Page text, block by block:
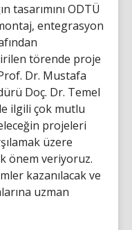
tasarımını ODTÜ
entegrasyon
törende proje
Dr. Mustafa
Doç. Dr. Temel
ilgili çok mutlu
projeleri
üzere
önem veriyoruz.
kazanılacak ve
uzman